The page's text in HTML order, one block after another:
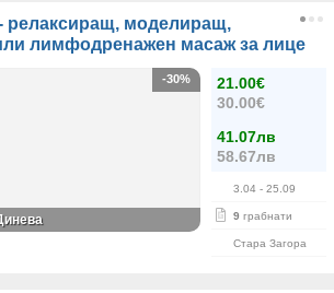
релаксиращ, моделиращ,
лимфодренажен масаж за лице
21.00€
30.00€
41.07лв
58.67лв
3.04 - 25.09
9 грабнати
Стара Загора
-30%